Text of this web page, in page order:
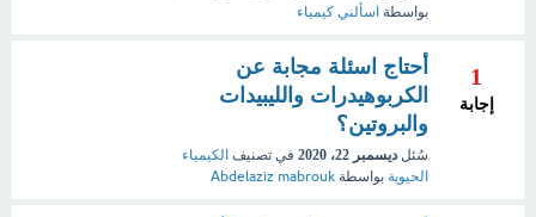
بواسطة اسألني كيمياء
1
إجابة
أحتاج اسئلة مجابة عن
الكربوهيدرات والليبيدات
والبروتين؟
سُئل ديسمبر 22، 2020 في تصنيف الكيمياء
الحيوية بواسطة Abdelaziz mabrouk